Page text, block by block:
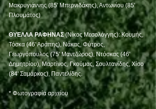
Μακρυγιάννης (85' Μπερνιδάκης), Αντωνίου (85'
Πλουμάτος)
ΘΥΕΛΛΑ ΡΑΦΗΝΑΣ (Νίκος Μεσολόγγης): Κουμής,
Τόσκα (46' Αράπης), Νάκας, Φύτρος,
Γεωργόπουλος (75' Μαντζώρος), Ντόσκας (46'
Δημητρίου), Μαρτίνος, Γκούμας, Σουλτανίδης, Χίσο
(84' Σαμάρκος), Παντελίδης.
* Φωτογραφία αρχείου